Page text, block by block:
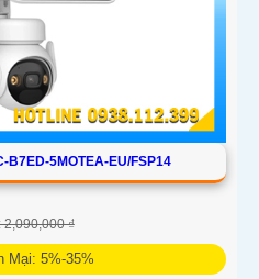
B7ED-5MOTEA-EU/FSP14
2,090,000 ₫
Mại: 5%-35%